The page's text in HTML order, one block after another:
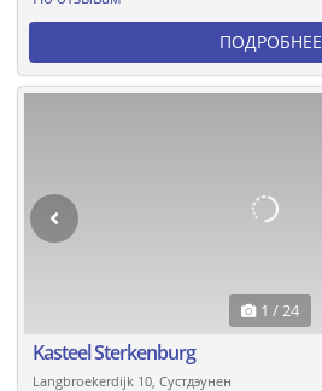
ПОДРОБНЕЕ
1 / 24
Kasteel Sterkenburg
Langbroekerdijk 10, Сустдэунен